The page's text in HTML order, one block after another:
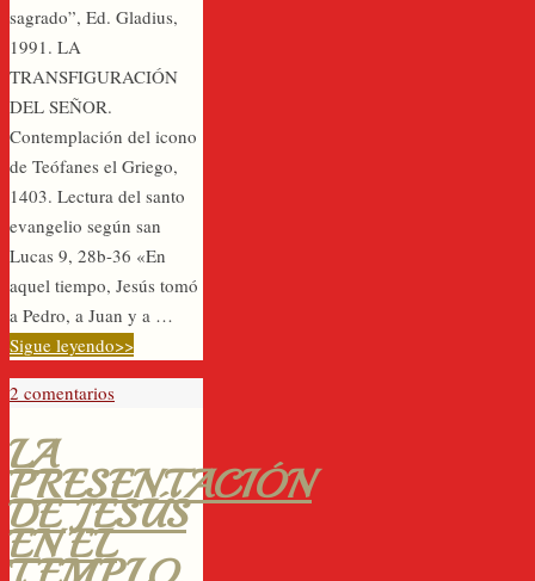
sagrado”, Ed. Gladius,
1991. LA
TRANSFIGURACIÓN
DEL SEÑOR.
Contemplación del icono
de Teófanes el Griego,
1403. Lectura del santo
evangelio según san
Lucas 9, 28b-36 «En
aquel tiempo, Jesús tomó
a Pedro, a Juan y a …
Sigue leyendo>>
2 comentarios
LA
PRESENTACIÓN
DE JESÚS
EN EL